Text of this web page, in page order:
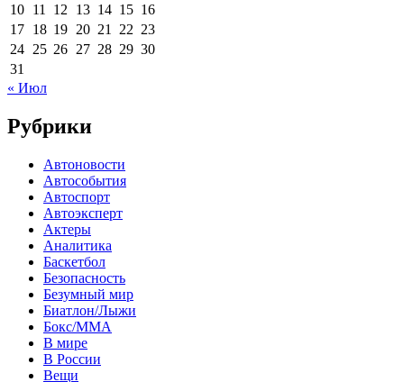
10 11 12 13 14 15 16
17 18 19 20 21 22 23
24 25 26 27 28 29 30
31
« Июл
Рубрики
Автоновости
Автособытия
Автоспорт
Автоэксперт
Актеры
Аналитика
Баскетбол
Безопасность
Безумный мир
Биатлон/Лыжи
Бокс/MMA
В мире
В России
Вещи